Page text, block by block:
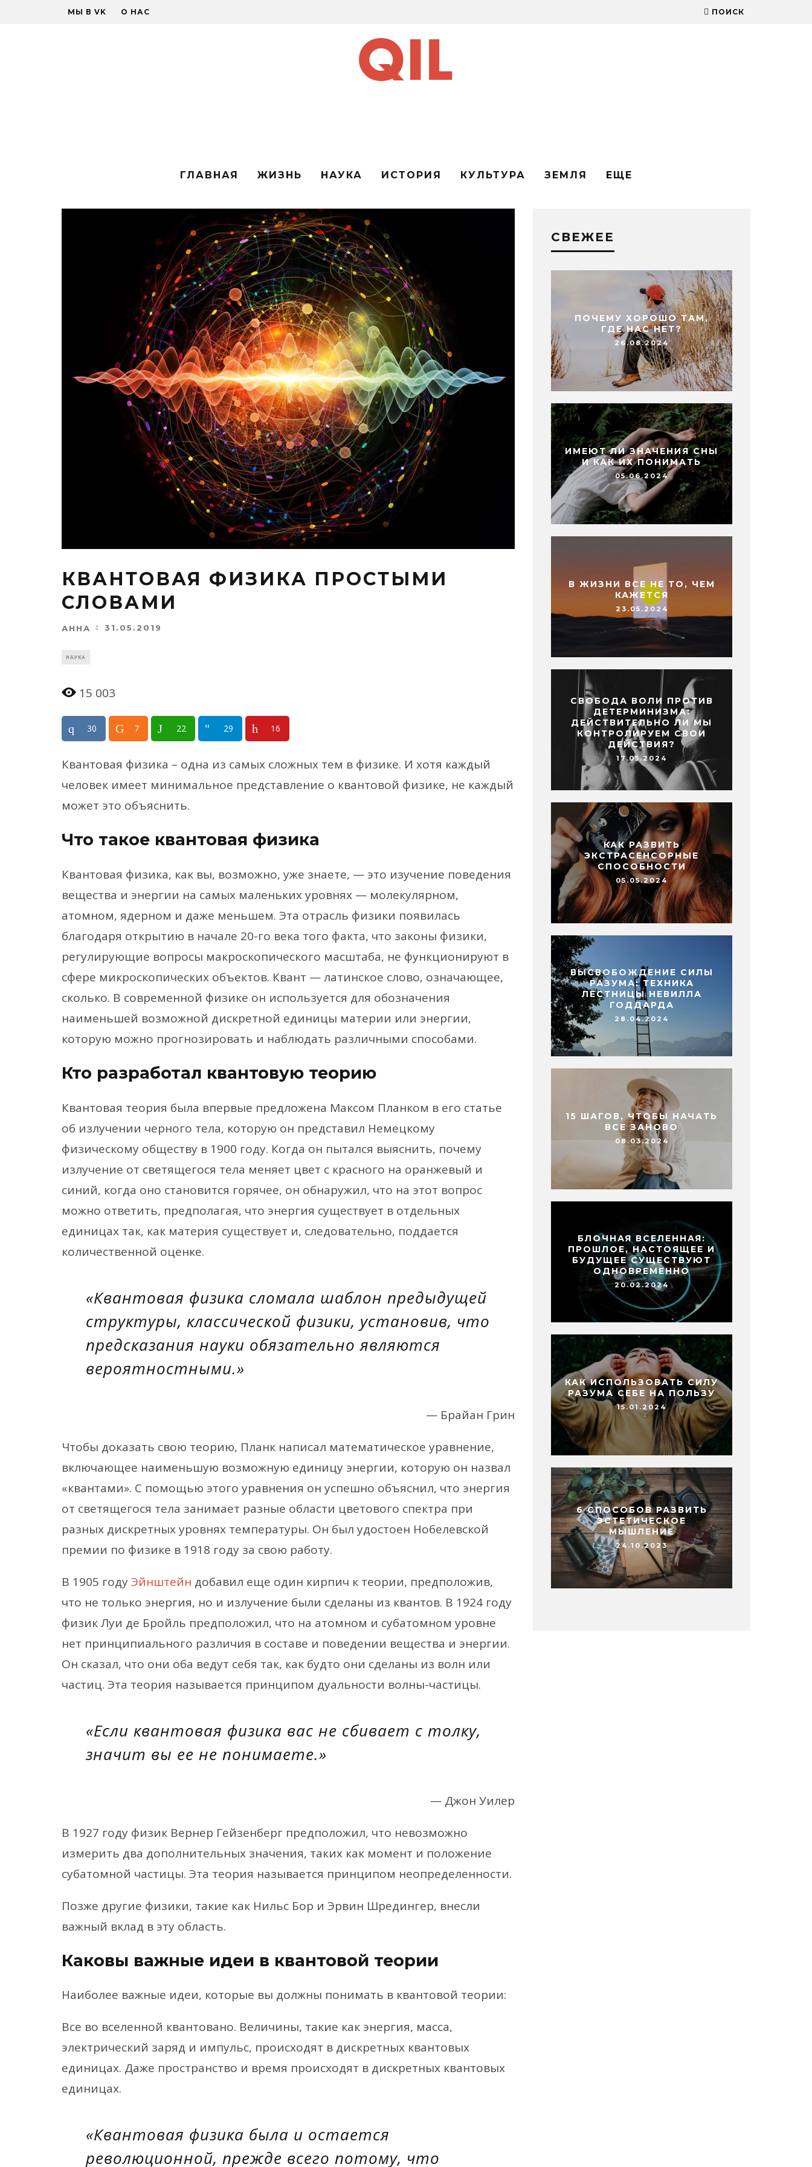
МЫ В VK О НАС ПОИСК
ГЛАВНАЯ ЖИЗНЬ НАУКА ИСТОРИЯ КУЛЬТУРА ЗЕМЛЯ ЕЩЕ
КВАНТОВАЯ ФИЗИКА ПРОСТЫМИ
СЛОВАМИ
АННА 31.05.2019
НАУКА
15 003
30 7 22 29 16
Квантовая физика – одна из самых сложных тем в физике. И хотя каждый
человек имеет минимальное представление о квантовой физике, не каждый
может это объяснить.
Что такое квантовая физика
Квантовая физика, как вы, возможно, уже знаете, — это изучение поведения
вещества и энергии на самых маленьких уровнях — молекулярном,
атомном, ядерном и даже меньшем. Эта отрасль физики появилась
благодаря открытию в начале 20-го века того факта, что законы физики,
регулирующие вопросы макроскопического масштаба, не функционируют в
сфере микроскопических объектов. Квант — латинское слово, означающее,
сколько. В современной физике он используется для обозначения
наименьшей возможной дискретной единицы материи или энергии,
которую можно прогнозировать и наблюдать различными способами.
Кто разработал квантовую теорию
Квантовая теория была впервые предложена Максом Планком в его статье
об излучении черного тела, которую он представил Немецкому
физическому обществу в 1900 году. Когда он пытался выяснить, почему
излучение от светящегося тела меняет цвет с красного на оранжевый и
синий, когда оно становится горячее, он обнаружил, что на этот вопрос
можно ответить, предполагая, что энергия существует в отдельных
единицах так, как материя существует и, следовательно, поддается
количественной оценке.
«Квантовая физика сломала шаблон предыдущей
структуры, классической физики, установив, что
предсказания науки обязательно являются
вероятностными.»
— Брайан Грин
Чтобы доказать свою теорию, Планк написал математическое уравнение,
включающее наименьшую возможную единицу энергии, которую он назвал
«квантами». С помощью этого уравнения он успешно объяснил, что энергия
от светящегося тела занимает разные области цветового спектра при
разных дискретных уровнях температуры. Он был удостоен Нобелевской
премии по физике в 1918 году за свою работу.
В 1905 годуЭйнштейн добавил еще один кирпич к теории, предположив,
что не только энергия, но и излучение были сделаны из квантов. В 1924 году
физик Луи де Бройль предположил, что на атомном и субатомном уровне
нет принципиального различия в составе и поведении вещества и энергии.
Он сказал, что они оба ведут себя так, как будто они сделаны из волн или
частиц. Эта теория называется принципом дуальности волны-частицы.
«Если квантовая физика вас не сбивает с толку,
значит вы ее не понимаете.»
— Джон Уилер
В 1927 году физик Вернер Гейзенберг предположил, что невозможно
измерить два дополнительных значения, таких как момент и положение
субатомной частицы. Эта теория называется принципом неопределенности.
Позже другие физики, такие как Нильс Бор и Эрвин Шредингер, внесли
важный вклад в эту область.
Каковы важные идеи в квантовой теории
Наиболее важные идеи, которые вы должны понимать в квантовой теории:
Все во вселенной квантовано. Величины, такие как энергия, масса,
электрический заряд и импульс, происходят в дискретных квантовых
единицах. Даже пространство и время происходят в дискретных квантовых
единицах.
«Квантовая физика была и остается
революционной, прежде всего потому, что
СВЕЖЕЕ
ПОЧЕМУ ХОРОШО ТАМ,
ГДЕ НАС НЕТ?
26.08.2024
ИМЕЮТ ЛИ ЗНАЧЕНИЯ СНЫ
И КАК ИХ ПОНИМАТЬ
05.06.2024
В ЖИЗНИ ВСЕ НЕ ТО, ЧЕМ
КАЖЕТСЯ
23.05.2024
СВОБОДА ВОЛИ ПРОТИВ
ДЕТЕРМИНИЗМА:
ДЕЙСТВИТЕЛЬНО ЛИ МЫ
КОНТРОЛИРУЕМ СВОИ
ДЕЙСТВИЯ?
17.05.2024
КАК РАЗВИТЬ
ЭКСТРАСЕНСОРНЫЕ
СПОСОБНОСТИ
05.05.2024
ВЫСВОБОЖДЕНИЕ СИЛЫ
РАЗУМА: ТЕХНИКА
ЛЕСТНИЦЫ НЕВИЛЛА
ГОДДАРДА
28.04.2024
15 ШАГОВ, ЧТОБЫ НАЧАТЬ
ВСЕ ЗАНОВО
08.03.2024
БЛОЧНАЯ ВСЕЛЕННАЯ:
ПРОШЛОЕ, НАСТОЯЩЕЕ И
БУДУЩЕЕ СУЩЕСТВУЮТ
ОДНОВРЕМЕННО
20.02.2024
КАК ИСПОЛЬЗОВАТЬ СИЛУ
РАЗУМА СЕБЕ НА ПОЛЬЗУ
15.01.2024
6 СПОСОБОВ РАЗВИТЬ
ЭСТЕТИЧЕСКОЕ
МЫШЛЕНИЕ
24.10.2023